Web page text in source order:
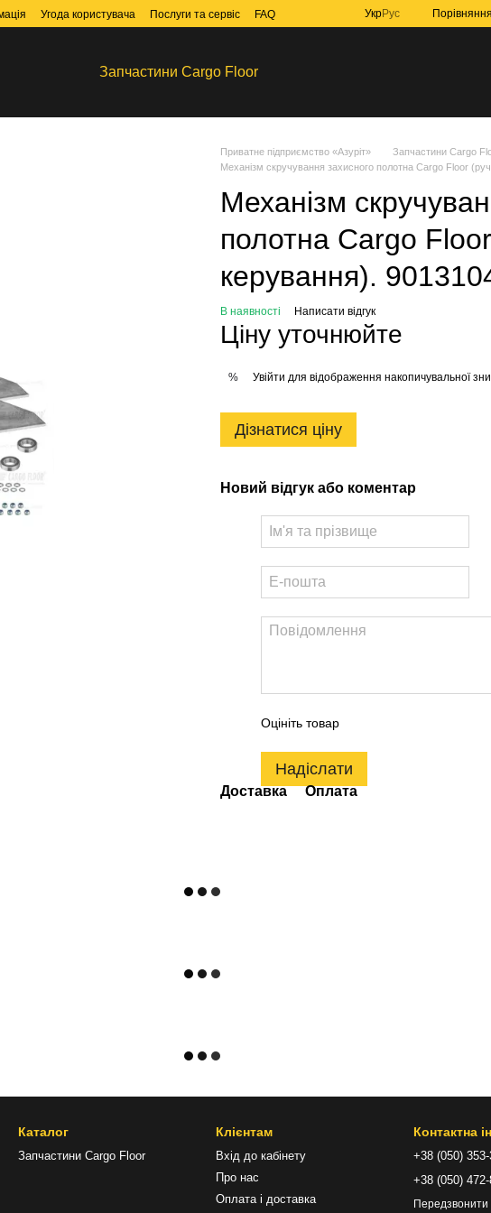
Угода користувача Послуги та сервіс FAQ УкрРус Порівняння
Запчастини Cargo Floor
Приватне підприємство «Азуріт»
Запчастини Cargo
Механізм скручування захисного полотна Cargo Floor
Механізм
полотна Cargo
керування).
В наявності Написати відгук
Ціну уточнюйте
% Увійти для відображення накопичувальної
Дізнатися ціну
Новий відгук або коментар
Оцініть товар
Надіслати
Доставка Оплата
Каталог
Запчастини Cargo Floor
Клієнтам
Вхід до кабінету
Про нас
Оплата і доставка
Контактна
+38 (050)
+38 (050)